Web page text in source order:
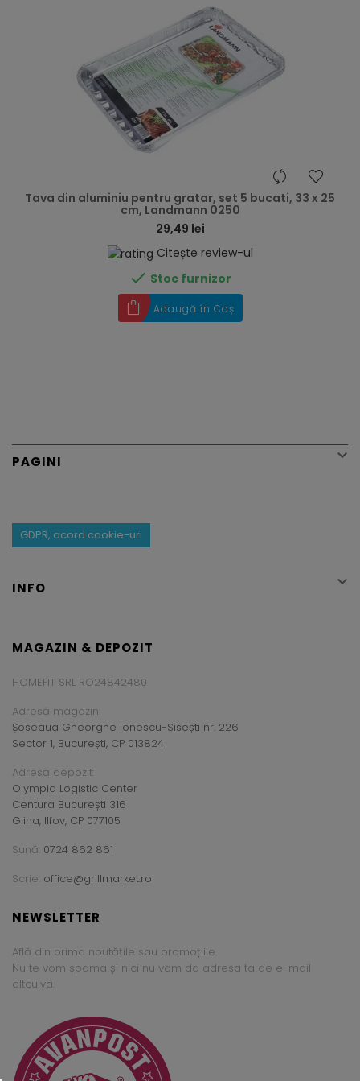
Tava din aluminiu pentru gratar, set 5 bucati, 33 x 25
cm, Landmann 0250
29,49 lei
Citește review-ul
 Stoc furnizor
Adaugă în Coș
PAGINI 
GDPR, acord cookie-uri
INFO 
MAGAZIN & DEPOZIT
HOMEFIT SRL RO24842480
Adresă magazin:
Șoseaua Gheorghe Ionescu-Sisești nr. 226
Sector 1, București, CP 013824
Adresă depozit:
Olympia Logistic Center
Centura București 316
Glina, Ilfov, CP 077105
Sună: 0724 862 861
Scrie: office@grillmarket.ro
NEWSLETTER
Află din prima noutățile sau promoțiile.
Nu te vom spama și nici nu vom da adresa ta de e-mail
altcuiva.